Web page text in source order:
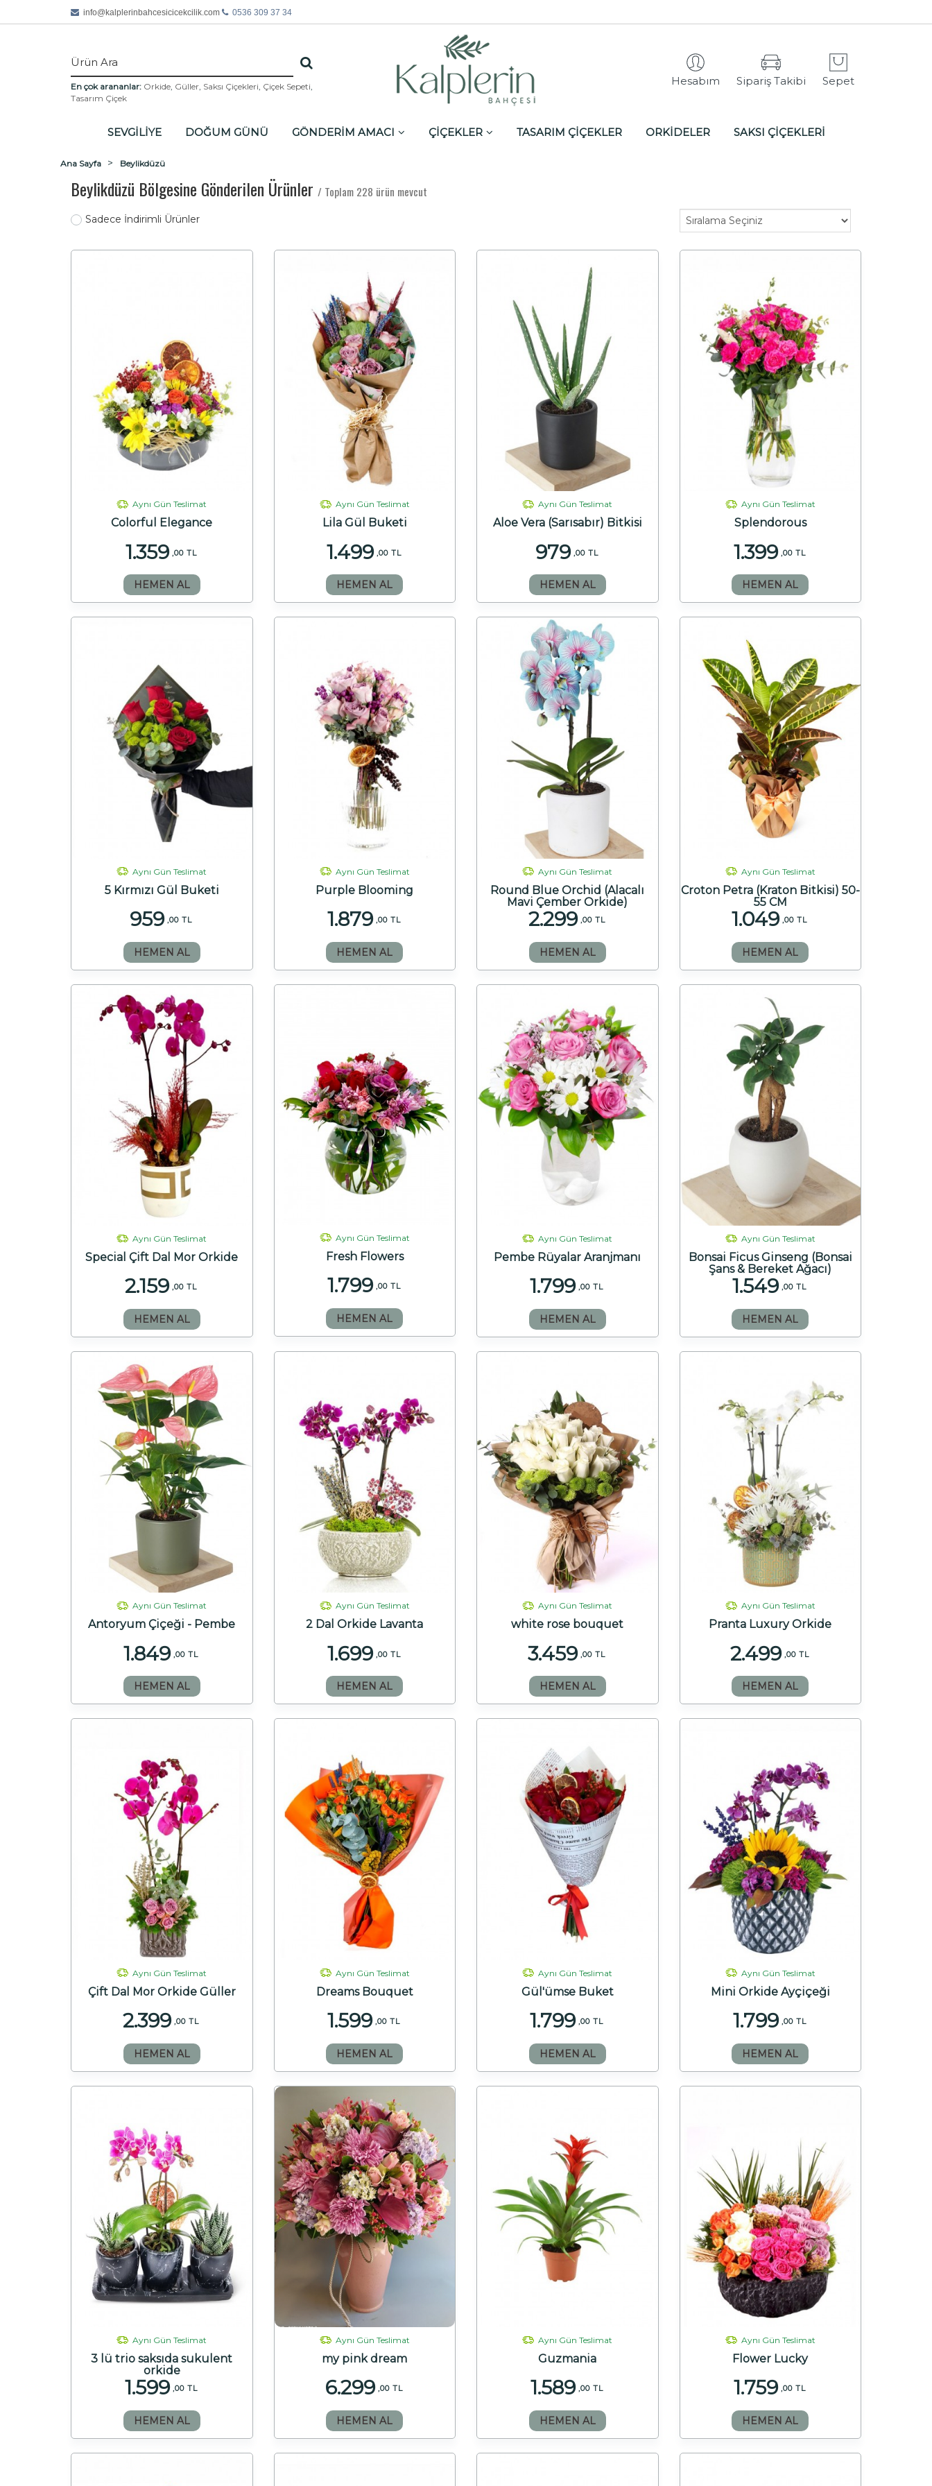
info@ kalplerinbahcesicicekcilik.com 0536 309 37 34
En çok arananlar: Orkide Güller Saksı Çiçekleri Çiçek Sepeti
Tasarım Çiçek
Hesabım Sipariş Takibi Sepet
SEVGİLİYE DOĞUM GÜNÜ GÖNDERİM AMACI ÇİÇEKLER TASARIM ÇİÇEKLER ORKİDELER SAKSI ÇİÇEKLERİ
Ana Sayfa Beylikdüzü
Beylikdüzü Bölgesine Gönderilen Ürünler / Toplam 228 ürün mevcut
Sadece İndirimli Ürünler
Aynı Gün Teslimat
Colorful Elegance
1.359 ,00 TL
HEMEN AL
Aynı Gün Teslimat
Lila Gül Buketi
1.499 ,00 TL
HEMEN AL
Aynı Gün Teslimat
Aloe Vera (Sarısabır) Bitkisi
979 ,00 TL
HEMEN AL
Aynı Gün Teslimat
Splendorous
1.399 ,00 TL
HEMEN AL
Aynı Gün Teslimat
5 Kırmızı Gül Buketi
959 ,00 TL
HEMEN AL
Aynı Gün Teslimat
Purple Blooming
1.879 ,00 TL
HEMEN AL
Aynı Gün Teslimat
Round Blue Orchid (Alacalı
Mavi Çember Orkide)
2.299 ,00 TL
HEMEN AL
Aynı Gün Teslimat
Croton Petra (Kraton Bitkisi) 50-
55 CM
1.049 ,00 TL
HEMEN AL
Aynı Gün Teslimat
Special Çift Dal Mor Orkide
2.159 ,00 TL
HEMEN AL
Aynı Gün Teslimat
Fresh Flowers
1.799 ,00 TL
HEMEN AL
Aynı Gün Teslimat
Pembe Rüyalar Aranjmanı
1.799 ,00 TL
HEMEN AL
Aynı Gün Teslimat
Bonsai Ficus Ginseng (Bonsai
Şans & Bereket Ağacı)
1.549 ,00 TL
HEMEN AL
Aynı Gün Teslimat
Antoryum Çiçeği - Pembe
1.849 ,00 TL
HEMEN AL
Aynı Gün Teslimat
2 Dal Orkide Lavanta
1.699 ,00 TL
HEMEN AL
Aynı Gün Teslimat
white rose bouquet
3.459 ,00 TL
HEMEN AL
Aynı Gün Teslimat
Pranta Luxury Orkide
2.499 ,00 TL
HEMEN AL
Aynı Gün Teslimat
Çift Dal Mor Orkide Güller
2.399 ,00 TL
HEMEN AL
Aynı Gün Teslimat
Dreams Bouquet
1.599 ,00 TL
HEMEN AL
Aynı Gün Teslimat
Gül'ümse Buket
1.799 ,00 TL
HEMEN AL
Aynı Gün Teslimat
Mini Orkide Ayçiçeği
1.799 ,00 TL
HEMEN AL
Aynı Gün Teslimat
3 lü trio saksıda sukulent
orkide
1.599 ,00 TL
HEMEN AL
Aynı Gün Teslimat
my pink dream
6.299 ,00 TL
HEMEN AL
Aynı Gün Teslimat
Guzmania
1.589 ,00 TL
HEMEN AL
Aynı Gün Teslimat
Flower Lucky
1.759 ,00 TL
HEMEN AL